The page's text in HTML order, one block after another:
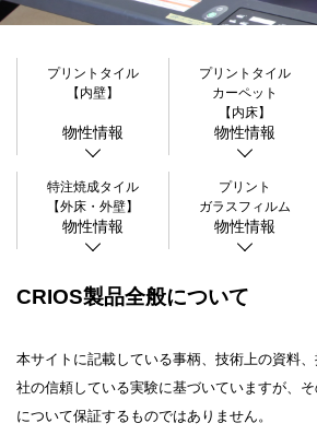
プリントタイル
【内壁】
物性情報
プリントタイル
カーペット
【内床】
物性情報
特注焼成タイル
【外床・外壁】
物性情報
プリント
ガラスフィルム
物性情報
CRIOS製品全般について
本サイトに記載している事柄、技術上の資料
社の信頼している実験に基づいていますが、
について保証するものではありません。